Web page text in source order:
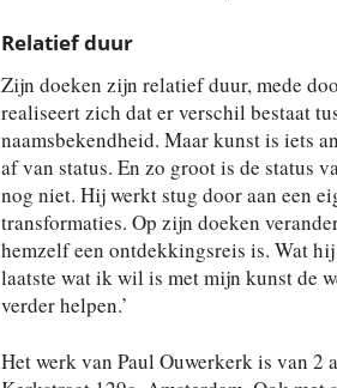
Relatief duur
Zijn doeken zijn relatief duur, mede
realiseert zich dat er verschil bestaat
naamsbekendheid. Maar kunst is iets
af van status. En zo groot is de status
nog niet. Hij werkt stug door aan een
transformaties. Op zijn doeken
hemzelf een ontdekkingsreis is. Wat
laatste wat ik wil is met mijn kunst de
verder helpen.’
Het werk van Paul Ouwerkerk is van